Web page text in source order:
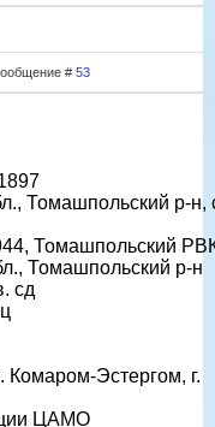
# 53
Томашпольский р-н,
Томашпольский
Томашпольский р-н
сд
Эстергом, г.
ЦАМО